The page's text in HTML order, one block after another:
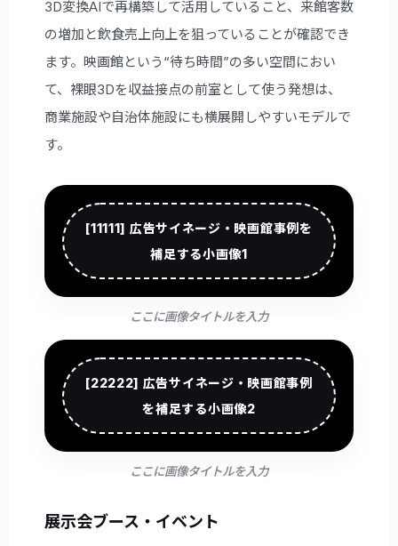
3D変換AIで再構築して活用していること、来館客数
の増加と飲食売上向上を狙っていることが確認でき
ます。映画館という“待ち時間”の多い空間におい
て、裸眼3Dを収益接点の前室として使う発想は、
商業施設や自治体施設にも横展開しやすいモデルで
す。
[11111] 広告サイネージ・映画館事例を
補足する小画像1
ここに画像タイトルを入力
[22222] 広告サイネージ・映画館事例
を補足する小画像2
ここに画像タイトルを入力
展示会ブース・イベント